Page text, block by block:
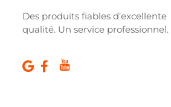
Des produits fiables d’excellente
qualité. Un service professionnel.